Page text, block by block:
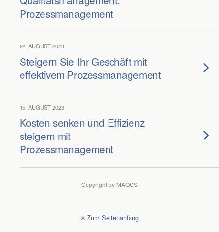
Prozessmanagement
22. AUGUST 2023
Steigern Sie Ihr Geschäft mit
effektivem Prozessmanagement
15. AUGUST 2023
Kosten senken und Effizienz
steigern mit
Prozessmanagement
Copyright by MAQCS
Zum Seitenanfang